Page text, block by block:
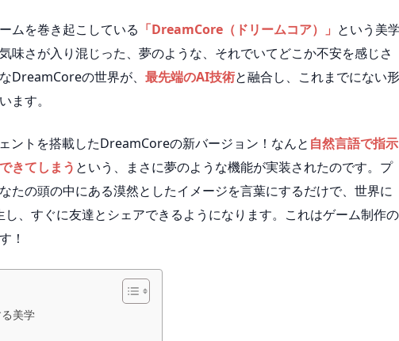
ムを巻き起こしている 「DreamCore（ドリームコア）」 という美
味さが入り混じった、夢のような、それでいてどこか不安を感じさ
DreamCoreの世界が、 最先端のAI技術と融合し、これまでにない形
ます。
ントを搭載したDreamCoreの新バージョン！なんと 自然言語で指示
きてしまう という、まさに夢のような機能が実装されたのです。プ
たの頭の中にある漠然としたイメージを言葉にするだけで、世界に
、すぐに友達とシェアできるようになります。これはゲーム制作の
！
美学